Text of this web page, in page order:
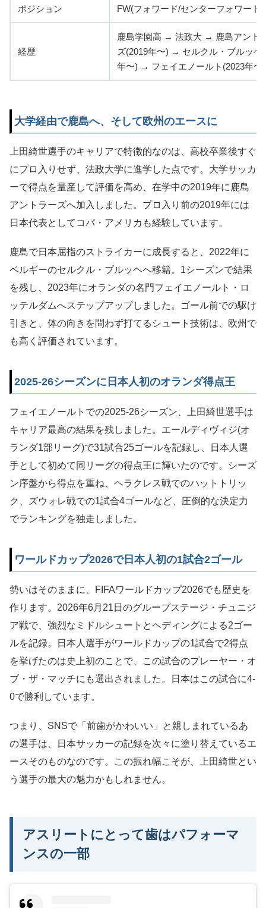
ポジション FW(フォワード/センターフォワード)
経歴
鹿島学園高 → 法政大 → 鹿島アント
ズ(2019年〜) → セルクル・ブルッヘ
年〜) → フェイエノールト(2023年〜)
大学経由で鹿島へ、そして欧州のエースに
上田綺世選手のキャリアで特徴的なのは、高校卒業後すぐ
にプロ入りせず、法政大学に進学した点です。大学サッカ
ーで得点を量産して評価を高め、在学中の2019年に鹿島
アントラーズへ加入しました。プロ入り前の2019年には
日本代表としてコパ・アメリカも経験しています。
鹿島で日本屈指のストライカーに成長すると、2022年に
ベルギーのセルクル・ブルッヘへ移籍。1シーズンで結果
を残し、2023年にオランダの名門フェイエノールト・ロ
ッテルダムへステップアップしました。ゴール前での駆け
引きと、体の向きを問わず打てるシュート技術は、欧州で
も高く評価されています。
2025-26シーズンに日本人初のオランダ得点王
フェイエノールトでの2025-26シーズン、上田綺世選手は
キャリア最高の結果を残しました。エールディヴィジ(オ
ランダ1部リーグ)で31試合25ゴールを記録し、日本人選
手として初めて同リーグの得点王に輝いたのです。シーズ
ン序盤から得点を重ね、ヘラクレス戦でのハットトリッ
ク、ズウォレ戦での1試合4ゴールなど、圧倒的な決定力
でランキングを独走しました。
ワールドカップ2026で日本人初の1試合2ゴール
勢いはそのままに、FIFAワールドカップ2026でも歴史を
作ります。2026年6月21日のグループステージ・チュニジ
ア戦で、強烈なミドルシュートとヘディングによる2ゴー
ルを記録。日本人選手がワールドカップの1試合で2得点
を挙げたのは史上初のことで、この試合のプレーヤー・オ
ブ・ザ・マッチにも選出されました。日本はこの試合に4-
0で勝利しています。
つまり、SNSで「前歯がかわいい」と親しまれているあ
の選手は、日本サッカーの記録を次々に塗り替えているエ
ースそのものなのです。この振れ幅こそが、上田綺世とい
う選手の最大の魅力かもしれません。
アスリートにとって歯はパフォーマ
ンスの一部